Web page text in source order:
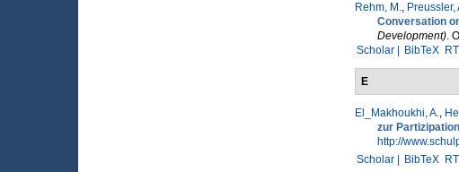
Rehm, M., Preussler,
Conversation
Development).
Scholar |
BibTeX
E
El_Makhoukhi, A.,
zur
http://
Scholar |
BibTeX